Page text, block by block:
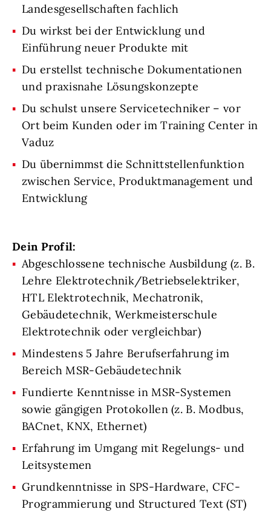
Landesgesellschaften fachlich
Du wirkst bei der Entwicklung und
Einführung neuer Produkte mit
Du erstellst technische Dokumentationen
und praxisnahe Lösungskonzepte
Du schulst unsere Servicetechniker – vor
Ort beim Kunden oder im Training Center in
Vaduz
Du übernimmst die Schnittstellenfunktion
zwischen Service, Produktmanagement und
Entwicklung
Dein Profil:
Abgeschlossene technische Ausbildung (z. B.
Lehre Elektrotechnik/Betriebselektriker,
HTL Elektrotechnik, Mechatronik,
Gebäudetechnik, Werkmeisterschule
Elektrotechnik oder vergleichbar)
Mindestens 5 Jahre Berufserfahrung im
Bereich MSR-Gebäudetechnik
Fundierte Kenntnisse in MSR-Systemen
sowie gängigen Protokollen (z. B. Modbus,
BACnet, KNX, Ethernet)
Erfahrung im Umgang mit Regelungs- und
Leitsystemen
Grundkenntnisse in SPS-Hardware, CFC-
Programmierung und Structured Text (ST)